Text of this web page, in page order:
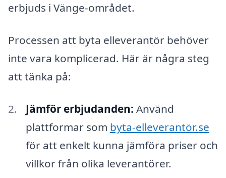
erbjuds i Vänge-området.
Processen att byta elleverantör behöver
inte vara komplicerad. Här är några steg
att tänka på:
Jämför erbjudanden: Använd
plattformar som byta-elleverantör.se
för att enkelt kunna jämföra priser och
villkor från olika leverantörer.